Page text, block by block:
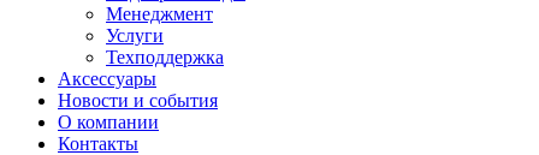
Менеджмент
Услуги
Техподдержка
Аксессуары
Новости и события
О компании
Контакты